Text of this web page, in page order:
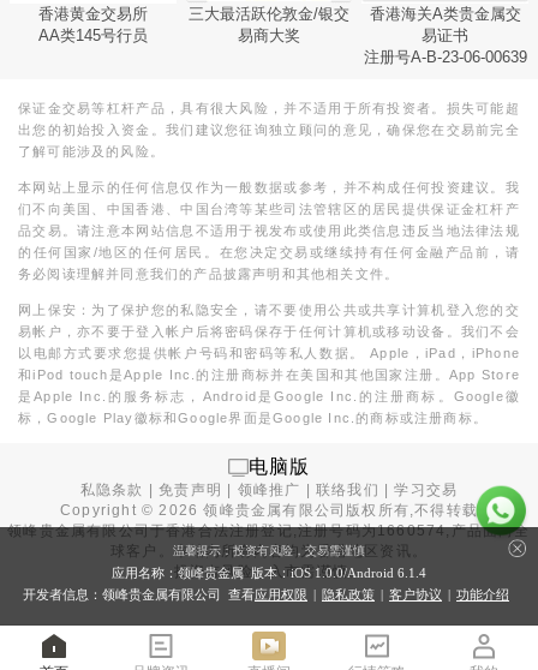
香港黄金交易所
AA类145号行员
三大最活跃伦敦金/银交
易商大奖
香港海关A类贵金属交
易证书
注册号A-B-23-06-00639
保证金交易等杠杆产品，具有很大风险，并不适用于所有投资者。损失可能超
出您的初始投入资金。我们建议您征询独立顾问的意见，确保您在交易前完全
了解可能涉及的风险。
本网站上显示的任何信息仅作为一般数据或参考，并不构成任何投资建议。我
们不向美国、中国香港、中国台湾等某些司法管辖区的居民提供保证金杠杆产
品交易。请注意本网站信息不适用于视发布或使用此类信息违反当地法律法规
的任何国家/地区的任何居民。在您决定交易或继续持有任何金融产品前，请
务必阅读理解并同意我们的产品披露声明和其他相关文件。
网上保安：为了保护您的私隐安全，请不要使用公共或共享计算机登入您的交
易帐户，亦不要于登入帐户后将密码保存于任何计算机或移动设备。我们不会
以电邮方式要求您提供帐户号码和密码等私人数据。 Apple，iPad，iPhone
和iPod touch是Apple Inc.的注册商标并在美国和其他国家注册。App Store
是Apple Inc.的服务标志，Android是Google Inc.的注册商标。Google徽
标，Google Play徽标和Google界面是Google Inc.的商标或注册商标。
电脑版
私隐条款 |免责声明 领峰推广 |联络我们 |学习交易
Copyright ©2026 领峰贵金属有限公司版权所有,不得转载
领峰贵金属有限公司于香港合法注册登记,注册号码为1660574,产品面向全
球客户。本站内所有内容均为香港地区资讯。
投资有风险，入市需谨慎。
温馨提示：投资有风险，交易需谨慎
应用名称：领峰贵金属 版本：iOS 1.0.0/Android 6.1.4
开发者信息：领峰贵金属有限公司 查看应用权限 | 隐私政策 | 客户协议 | 功能介绍